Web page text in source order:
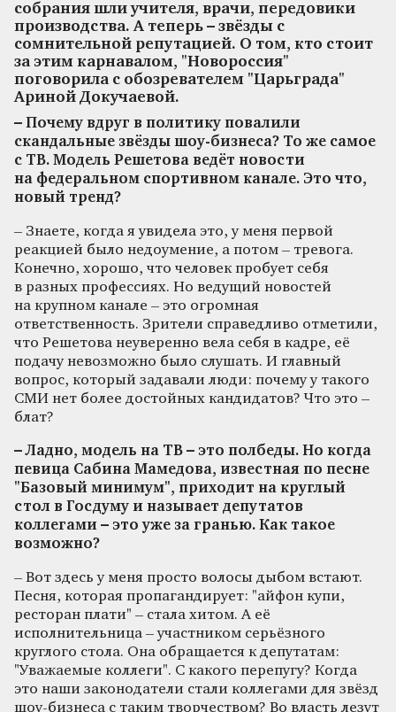
собрания шли учителя, врачи, передовики
производства. А теперь – звёзды с
сомнительной репутацией. О том, кто стоит
за этим карнавалом, "Новороссия"
поговорила с обозревателем "Царьграда"
Ариной Докучаевой.
– Почему вдруг в политику повалили
скандальные звёзды шоу-бизнеса? То же самое
с ТВ. Модель Решетова ведёт новости
на федеральном спортивном канале. Это что,
новый тренд?
– Знаете, когда я увидела это, у меня первой
реакцией было недоумение, а потом – тревога.
Конечно, хорошо, что человек пробует себя
в разных профессиях. Но ведущий новостей
на крупном канале – это огромная
ответственность. Зрители справедливо отметили,
что Решетова неуверенно вела себя в кадре, её
подачу невозможно было слушать. И главный
вопрос, который задавали люди: почему у такого
СМИ нет более достойных кандидатов? Что это –
блат?
– Ладно, модель на ТВ – это полбеды. Но когда
певица Сабина Мамедова, известная по песне
"Базовый минимум", приходит на круглый
стол в Госдуму и называет депутатов
коллегами – это уже за гранью. Как такое
возможно?
– Вот здесь у меня просто волосы дыбом встают.
Песня, которая пропагандирует: "айфон купи,
ресторан плати" – стала хитом. А её
исполнительница – участником серьёзного
круглого стола. Она обращается к депутатам:
"Уважаемые коллеги". С какого перепугу? Когда
это наши законодатели стали коллегами для звёзд
шоу-бизнеса с таким творчеством? Во власть лезут